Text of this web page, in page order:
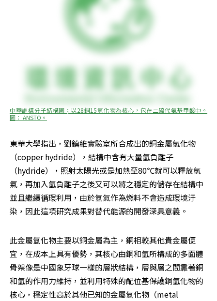
中華謎樣分子結構圖；以28銅15氫化物為核心，包在二硫代氨基甲酸中。
圖： ANSTO。
東華大學指出，劉鎮維實驗室所合成出的銅金屬氫化物
（copper hydride），結構中含有大量氫負離子
（hydride），照射太陽光或是加熱至80℃就可以釋放氫
氣，再加入氫負離子之後又可以將之穩定的儲存在結構中
並且繼續循環利用，由於氫氣作為燃料不會造成環境汙
染，因此這項研究成果對替代能源的開發深具意義。
此金屬氫化物主要以銅金屬為主，銅相較其他貴金屬便
宜，在成本上具有優勢，其核心由銅和氫所構成的多面體
骨架像是中國象牙球一樣的層狀結構，層與層之間靠著銅
和氫的作用力維持，並利用特殊的配位基保護銅氫化物的
核心，穩定性高於其他已知的金屬氫化物（metal